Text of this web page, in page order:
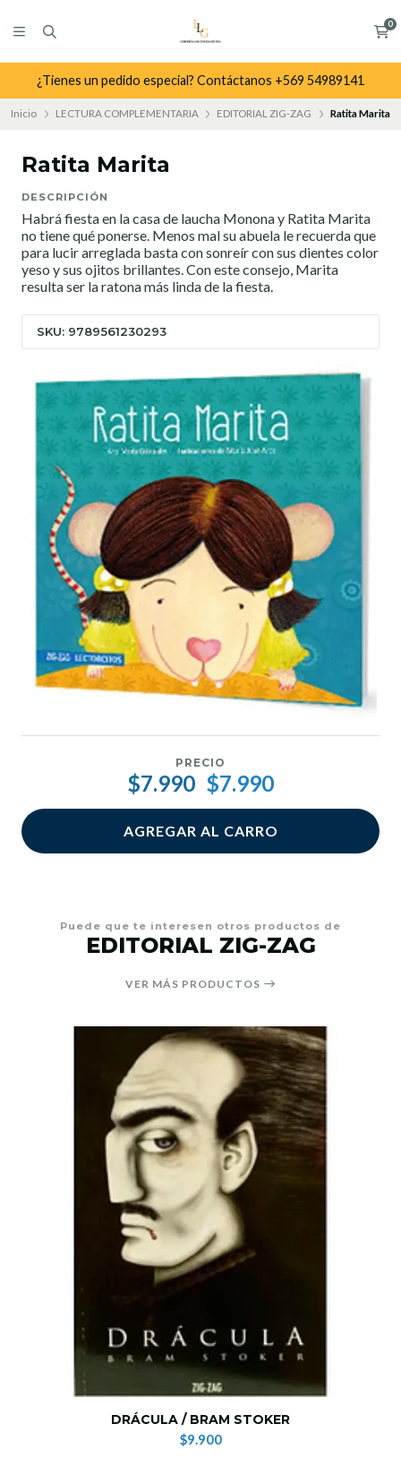
0
¿Tienes un pedido especial? Contáctanos +569 54989141
Inicio LECTURA COMPLEMENTARIA EDITORIAL ZIG-ZAG Ratita Marita
Ratita Marita
DESCRIPCIÓN
Habrá fiesta en la casa de laucha Monona y Ratita Marita
no tiene qué ponerse. Menos mal su abuela le recuerda que
para lucir arreglada basta con sonreír con sus dientes color
yeso y sus ojitos brillantes. Con este consejo, Marita
resulta ser la ratona más linda de la fiesta.
SKU: 9789561230293
PRECIO
$7.990 $7.990
AGREGAR AL CARRO
Puede que te interesen otros productos de
EDITORIAL ZIG-ZAG
VER MÁS PRODUCTOS
DRÁCULA / BRAM STOKER
$9.900